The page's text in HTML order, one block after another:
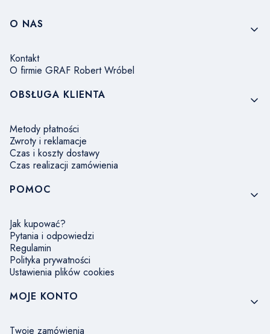
Linki w stopce
O NAS
Kontakt
O firmie GRAF Robert Wróbel
OBSŁUGA KLIENTA
Metody płatności
Zwroty i reklamacje
Czas i koszty dostawy
Czas realizacji zamówienia
POMOC
Jak kupować?
Pytania i odpowiedzi
Regulamin
Polityka prywatności
Ustawienia plików cookies
MOJE KONTO
Twoje zamówienia